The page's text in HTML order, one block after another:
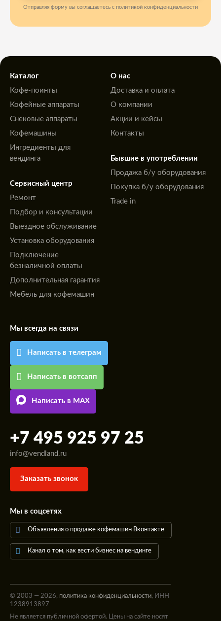
Отправляя форму вы соглашаетесь с политикой конфиденциальности
Каталог
Кофе-поинты
Кофейные аппараты
Снековые аппараты
Кофемашины
Ингредиенты для
вендинга
Сервисный центр
Ремонт
Подбор и консультации
Выездное обслуживание
Установка оборудования
Подключение
безналичной оплаты
Дополнительная гарантия
Мебель для кофемашин
О нас
Доставка и оплата
О компании
Акции и кейсы
Контакты
Бывшие в употреблении
Продажа б/у оборудования
Покупка б/у оборудования
Trade in
Мы всегда на связи
Написать в телеграм
Написать в вотсапп
Написать в MAX
+7 495 925 97 25
info@vendland.ru
Заказать звонок
Мы в соцсетях
Объявления о продаже кофемашин Вконтакте
Канал о том, как вести бизнес на вендинге
© 2003 — 2026, политика конфиденциальности, ИНН
1238913897
Не является публичной офертой. Цены на сайте носят